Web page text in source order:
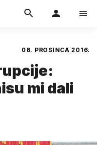
06. PROSINCA 2016.
mi dali